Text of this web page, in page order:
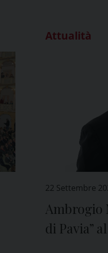
Attualità
22 Settembre
Ambrogio
di Pavia”